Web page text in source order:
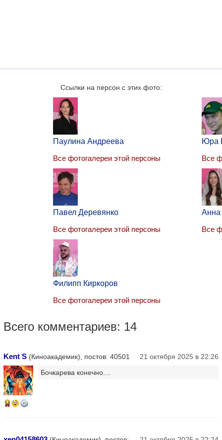
Ссылки на персон с этих фото:
Паулина Андреева
Все фотогалереи этой персоны
Юра
Все
Павел Деревянко
Все фотогалереи этой персоны
Анна
Все
Филипп Киркоров
Все фотогалереи этой персоны
Всего комментариев: 14
Kent S (Киноакадемик), постов: 40501 21 октября 2025 в 22:26
14
Бочкарева конечно....